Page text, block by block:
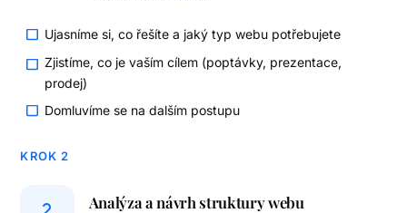
Ujasníme si, co řešíte a jaký typ webu potřebujete
Zjistíme, co je vaším cílem (poptávky, prezentace,
prodej)
Domluvíme se na dalším postupu
KROK 2
Analýza a návrh struktury webu